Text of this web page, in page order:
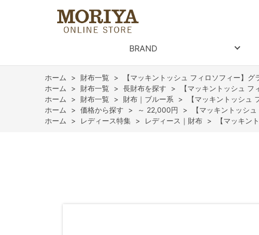
BRAND
ホーム > 財布一覧 >
【マッキントッシュ フィロソフィー】
ホーム
> 財布一覧 > 長財布を探す >
【マッキントッシュ
ホーム
> 財布一覧 > 財布｜ブルー系 >
【マッキントッシュ
ホーム
> 価格から探す > ～ 22,000円 >
【マッキントッシ
ホーム
> レディース特集 > レディース｜財布 > 【マッキン